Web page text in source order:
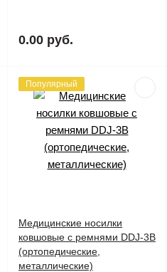
0.00 руб.
Популярный
Медицинские носилки
ковшовые с ремнями DDJ-3B
(ортопедические,
металлические)